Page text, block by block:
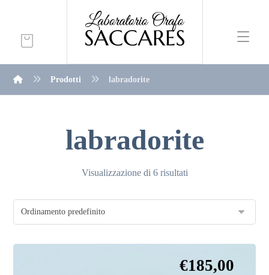
Prodotti labradorite
labradorite
Visualizzazione di 6 risultati
€185,00